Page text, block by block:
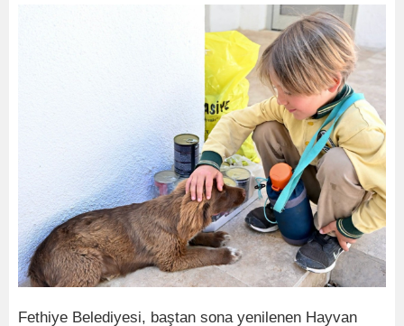
Fethiye Belediyesi, baştan sona yenilenen Hayvan